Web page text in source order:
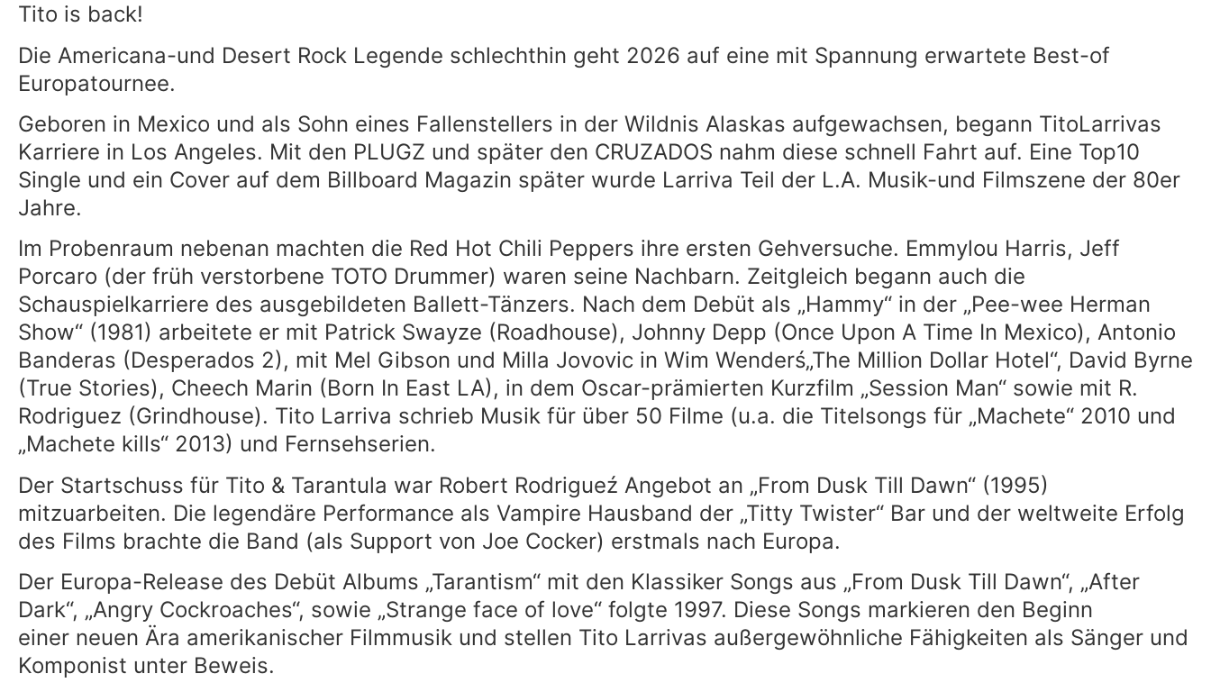
Tito is back!
Die Americana-und Desert Rock Legende schlechthin geht 2026 auf eine mit Spannung erwartete Best-of
Europatournee.
Geboren in Mexico und als Sohn eines Fallenstellers in der Wildnis Alaskas aufgewachsen, begann TitoLarrivas
Karriere in Los Angeles. Mit den PLUGZ und später den CRUZADOS nahm diese schnell Fahrt auf. Eine Top10
Single und ein Cover auf dem Billboard Magazin später wurde Larriva Teil der L.A. Musik-und Filmszene der 80er
Jahre.
Im Probenraum nebenan machten die Red Hot Chili Peppers ihre ersten Gehversuche. Emmylou Harris, Jeff
Porcaro (der früh verstorbene TOTO Drummer) waren seine Nachbarn. Zeitgleich begann auch die
Schauspielkarriere des ausgebildeten Ballett-Tänzers. Nach dem Debüt als „Hammy“ in der „Pee-wee Herman
Show“ (1981) arbeitete er mit Patrick Swayze (Roadhouse), Johnny Depp (Once Upon A Time In Mexico), Antonio
Banderas (Desperados 2), mit Mel Gibson und Milla Jovovic in Wim Wenderś„The Million Dollar Hotel“, David Byrne
(True Stories), Cheech Marin (Born In East LA), in dem Oscar-prämierten Kurzfilm „Session Man“ sowie mit R.
Rodriguez (Grindhouse). Tito Larriva schrieb Musik für über 50 Filme (u.a. die Titelsongs für „Machete“ 2010 und
„Machete kills“ 2013) und Fernsehserien.
Der Startschuss für Tito & Tarantula war Robert Rodrigueź Angebot an „From Dusk Till Dawn“ (1995)
mitzuarbeiten. Die legendäre Performance als Vampire Hausband der „Titty Twister“ Bar und der weltweite Erfolg
des Films brachte die Band (als Support von Joe Cocker) erstmals nach Europa.
Der Europa-Release des Debüt Albums „Tarantism“ mit den Klassiker Songs aus „From Dusk Till Dawn“, „After
Dark“, „Angry Cockroaches“, sowie „Strange face of love“ folgte 1997. Diese Songs markieren den Beginn
einer neuen Ära amerikanischer Filmmusik und stellen Tito Larrivas außergewöhnliche Fähigkeiten als Sänger und
Komponist unter Beweis.